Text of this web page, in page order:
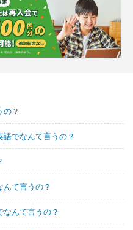
の？
でなんて言うの？
て言うの？
んて言うの？